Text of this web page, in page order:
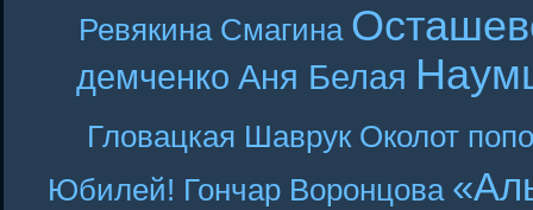
Ревякина Смагина
демченко Аня Белая
Гловацкая Шаврук Околот
Юбилей! Гончар Воронцова